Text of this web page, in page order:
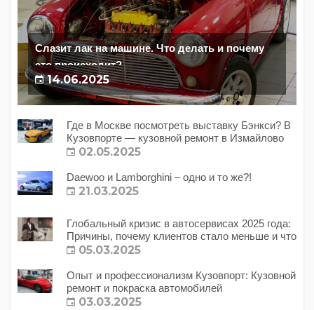
Слазит лак на машине. Что делать и почему
это происходит?
14.06.2025
Где в Москве посмотреть выставку Бэнкси? В
Кузовпорте — кузовной ремонт в Измайлово
02.05.2025
Daewoo и Lamborghini – одно и то же?!
21.03.2025
Глобальный кризис в автосервисах 2025 года:
Причины, почему клиентов стало меньше и что
с этим делать?
05.03.2025
Опыт и профессионализм Кузовпорт: Кузовной
ремонт и покраска автомобилей
03.03.2025